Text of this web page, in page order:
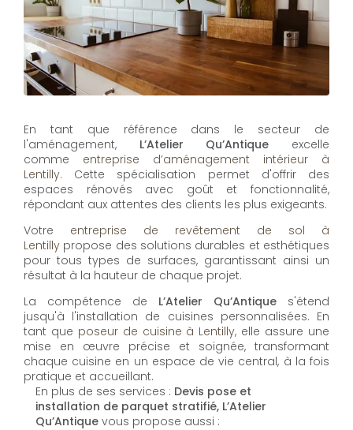
En tant que référence dans le secteur de
l'aménagement, L’Atelier Qu’Antique excelle
comme entreprise d’aménagement intérieur à
Lentilly. Cette spécialisation permet d'offrir des
espaces rénovés avec goût et fonctionnalité,
répondant aux attentes des clients les plus exigeants.
Votre entreprise de revêtement de sol à
Lentilly propose des solutions durables et esthétiques
pour tous types de surfaces, garantissant ainsi un
résultat à la hauteur de chaque projet.
La compétence de L’Atelier Qu’Antique s'étend
jusqu'à l'installation de cuisines personnalisées. En
tant que poseur de cuisine à Lentilly, elle assure une
mise en œuvre précise et soignée, transformant
chaque cuisine en un espace de vie central, à la fois
pratique et accueillant.
En plus de ses services : Devis pose et
installation de parquet stratifié, L’Atelier
Qu’Antique vous propose aussi :